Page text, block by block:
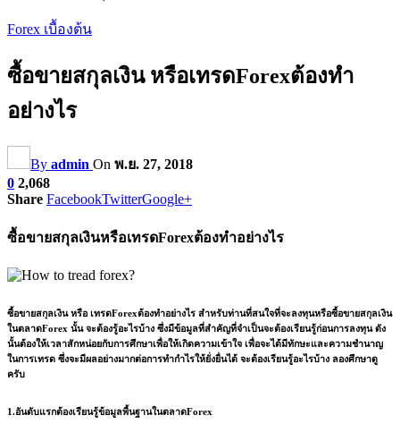
Forex เบื้องต้น
ซื้อขายสกุลเงิน หรือเทรดForexต้องทำ
อย่างไร
By admin On พ.ย. 27, 2018
0 2,068
Share FacebookTwitterGoogle+
ซื้อขายสกุลเงินหรือเทรดForexต้องทำอย่างไร
ซื้อขายสกุลเงิน หรือ เทรดForexต้องทำอย่างไร สำหรับท่านที่สนใจที่จะลงทุนหรือซื้อขายสกุลเงิน
ในตลาดForex นั้น จะต้องรู้อะไรบ้าง ซึ่งมีข้อมูลที่สำคัญที่จำเป็นจะต้องเรียนรู้ก่อนการลงทุน ดัง
นั้นต้องให้เวลาสักหน่อยกับการศึกษาเพื่อให้เกิดความเข้าใจ เพื่อจะได้มีทักษะและความชำนาญ
ในการเทรด ซึ่งจะมีผลอย่างมากต่อการทำกำไรให้ยั่งยื่นได้ จะต้องเรียนรู้อะไรบ้าง ลองศึกษาดู
ครับ
1.อันดับแรกต้องเรียนรู้ข้อมูลพื้นฐานในตลาดForex